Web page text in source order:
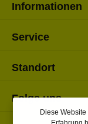
Informationen
Service
Standort
Folge uns
Diese